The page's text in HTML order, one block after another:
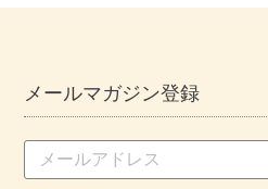
メールマガジン登録